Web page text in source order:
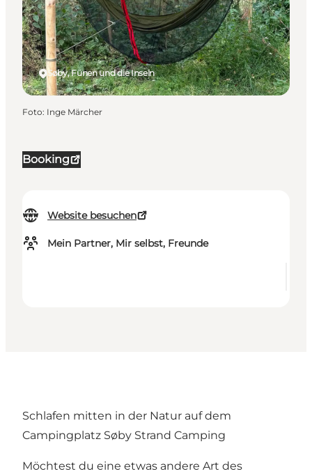
Booking
Website besuchen
Mein Partner, Mir selbst, Freunde
Søby, Fünen und die Inseln
Foto: Inge Märcher
Schlafen mitten in der Natur auf dem
Campingplatz Søby Strand Camping
Möchtest du eine etwas andere Art des